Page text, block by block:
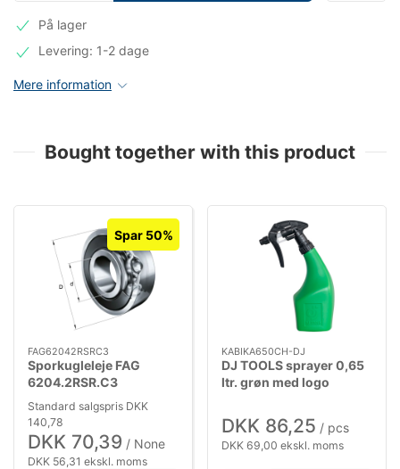
På lager
Levering: 1-2 dage
Mere information
Bought together with this product
Spar 50%
FAG62042RSRC3
Sporkugleleje FAG
6204.2RSR.C3
Standard salgspris DKK
140,78
DKK 70,39 / None
DKK 56,31 ekskl. moms
KABIKA650CH-DJ
DJ TOOLS sprayer 0,65
ltr. grøn med logo
DKK 86,25 / pcs
DKK 69,00 ekskl. moms